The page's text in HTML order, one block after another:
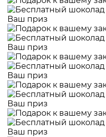
Ваш приз
Ваш приз
Ваш приз
Ваш приз
Ваш приз